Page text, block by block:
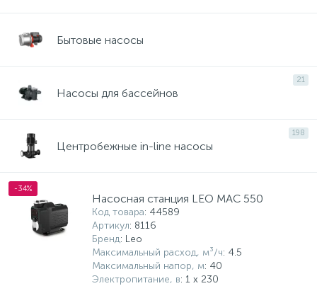
Бытовые насосы
21
Насосы для бассейнов
198
Центробежные in-line насосы
-34%
Насосная станция LEO MAC 550
Код товара: 44589
Артикул: 8116
Бренд: Leo
Максимальный расход, м³/ч: 4.5
Максимальный напор, м: 40
Электропитание, в: 1 x 230